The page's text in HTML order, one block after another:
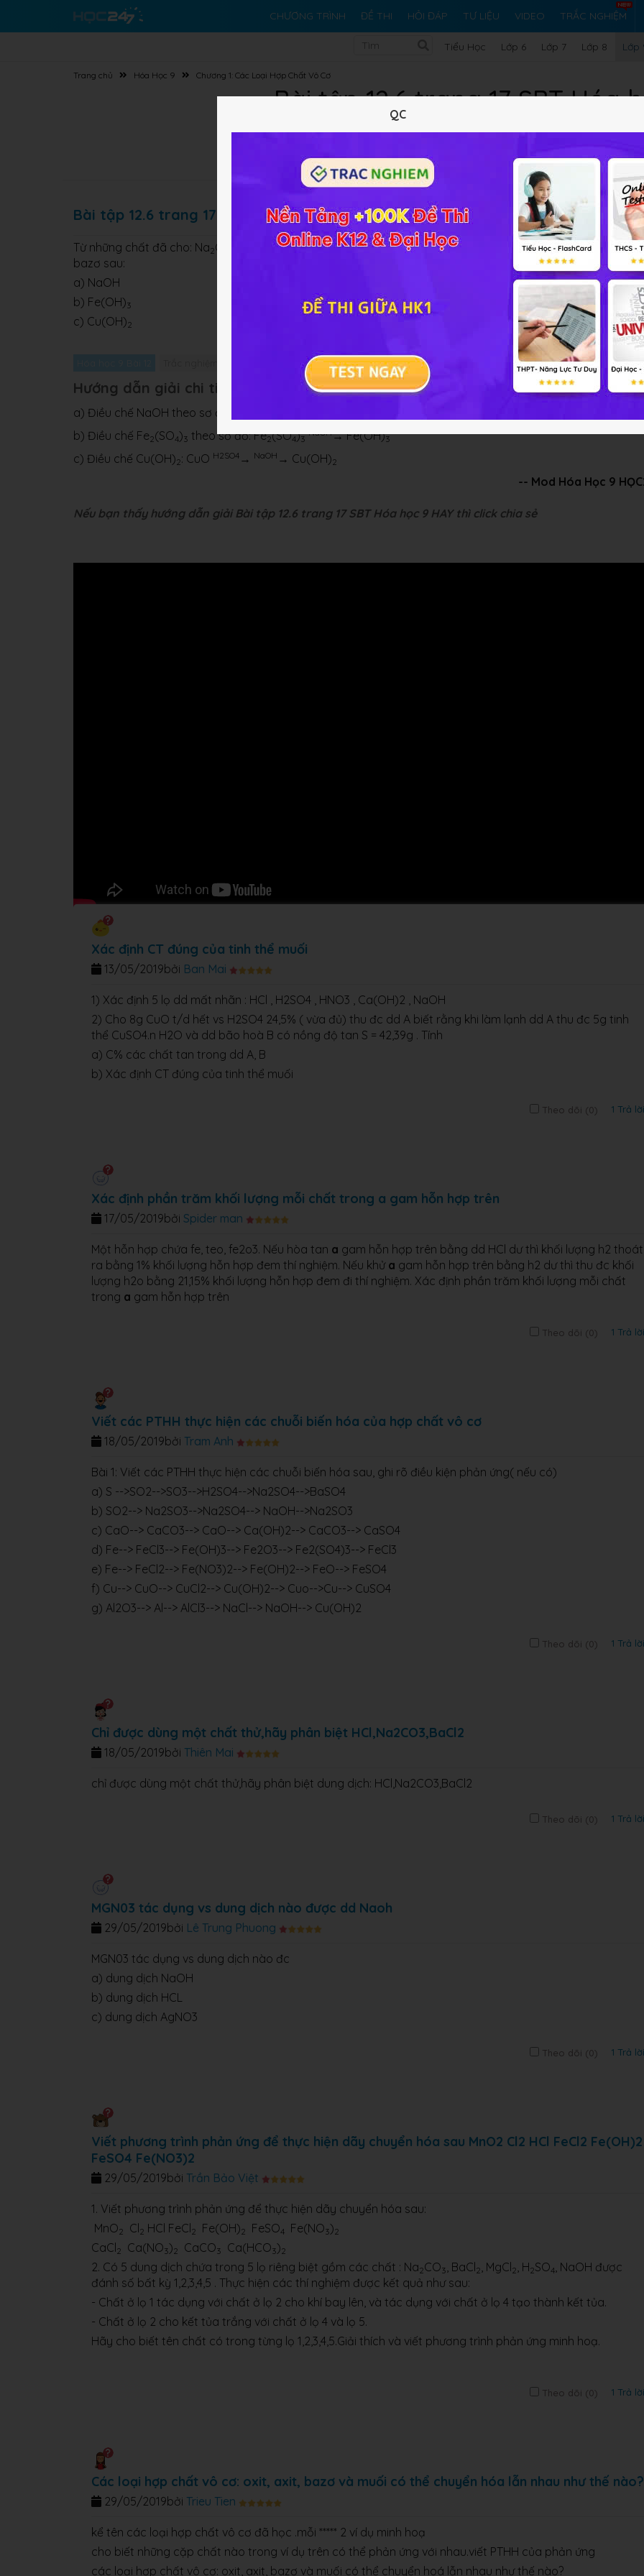
CHƯƠNG TRÌNH ĐỀ THI HỎI ĐÁP TƯ LIỆU VIDEO TRẮC NGHIỆM
Tiểu Học Lớp 6 Lớp 7 Lớp 8 Lớp
Trang chủ Hóa Học 9 Chương 1: Các Loại Hợp Chất Vô Cơ
Bài tập 12.6 trang 17 SBT Hóa
10 trắc nghiệm
Lý thuyết 10Trắc nghiệm 12BT SGK 404
Bài tập 12.6 trang 17 SBT Hóa học 9
Từ những chất đã cho: Na2O, Fe ) 3, H2O, H2SO4, CuO, hãy viết các phương trình hoá học điều chế
bazơ sau:
a) NaOH
b) Fe(OH)3
c) Cu(OH)2
Giải bài tập Hóa học 9 Bài 12
Hướng dẫn giải chi tiết bài 12.6
a) Điều chế NaOH theo sơ đồ: NaOH
b) Điều chế Fe2(SO4)3 theo sơ đồ: Fe2(SO4)3
NaOH→ Fe(OH)3
c) Điều chế Cu(OH)2: CuO H2SO4 → NaOH → Cu(OH)2
-- Mod Hóa Học 9
Nếu bạn thấy hướng dẫn giải Bài tập 12.6 trang 17 SBT Hóa học 9 HAY thì click chia sẻ
Xác định CT đúng của tinh thể muối
bởi Ban Mai
13/05/2019
1) Xác định 5 lọ dd mất nhãn : HCl , H2SO4 , HNO3 , Ca(OH)2 , NaOH
2) Cho 8g CuO t/d hết vs H2SO4 24,5% ( vừa đủ) thu đc dd A biết rằng khi làm lạnh dd A thu đc 5g tinh
thể CuSO4.n H2O và dd bão hoà B có nồng độ tan S = 42,39g . Tính
a) C% các chất tan trong dd A, B
b) Xác định CT đúng của tinh thể muối
Theo dõi (0) 1 Trả lời
Xác định phần trăm khối lượng mỗi chất trong a gam hỗn hợp trên
bởi Spider man
17/05/2019
Một hỗn hợp chứa fe, teo, fe2o3. Nếu hòa tan a gam hỗn hợp trên bằng dd HCl dư thì khối lượng h2 thoát
ra bằng 1% khối lượng hỗn hợp đem thí nghiệm. Nếu khử a gam hỗn hợp trên bằng h2 dư thì thu đc khối
lượng h2o bằng 21,15% khối lượng hỗn hợp đem đi thí nghiệm. Xác định phần trăm khối lượng mỗi chất
trong a gam hỗn hợp trên
Theo dõi (0) 1 Trả lời
Viết các PTHH thực hiện các chuỗi biến hóa của hợp chất vô cơ
bởi Tram Anh
18/05/2019
Bài 1: Viết các PTHH thực hiện các chuỗi biến hóa sau, ghi rõ điều kiện phản ứng( nếu có)
a) S -->SO2-->SO3-->H2SO4-->Na2SO4-->BaSO4
b) SO2--> Na2SO3-->Na2SO4--> NaOH-->Na2SO3
c) CaO--> CaCO3--> CaO--> Ca(OH)2--> CaCO3--> CaSO4
d) Fe--> FeCl3--> Fe(OH)3--> Fe2O3--> Fe2(SO4)3--> FeCl3
e) Fe--> FeCl2--> Fe(NO3)2--> Fe(OH)2--> FeO--> FeSO4
f) Cu--> CuO--> CuCl2--> Cu(OH)2--> Cuo-->Cu--> CuSO4
g) Al2O3--> Al--> AlCl3--> NaCl--> NaOH--> Cu(OH)2
Theo dõi (0) 1 Trả lời
Chỉ được dùng một chất thử,hãy phân biệt HCl,Na2CO3,BaCl2
bởi Thiên Mai
18/05/2019
chỉ được dùng một chất thử,hãy phân biệt dung dịch: HCl,Na2CO3,BaCl2
Theo dõi (0) 1 Trả lời
MGN03 tác dụng vs dung dịch nào được dd Naoh
bởi Lê Trung Phuong
29/05/2019
MGN03 tác dụng vs dung dịch nào đc
a) dung dịch NaOH
b) dung dịch HCL
c) dung dịch AgNO3
Theo dõi (0) 1 Trả lời
Viết phương trình phản ứng để thực hiện dãy chuyển hóa sau MnO2 Cl2 HCl FeCl2 Fe(OH)2
FeSO4 Fe(NO3)2
bởi Trần Bảo Việt
29/05/2019
1. Viết phương trình phản ứng để thực hiện dãy chuyển hóa sau:
MnO2 Cl 2 HCl FeCl 2 Fe(OH)2 FeSO4 Fe(NO3)2
CaCl 2 Ca(NO3)2 CaCO3 Ca(HCO3)2
2. Có 5 dung dịch chứa trong 5 lọ riêng biệt gồm các chất : Na2CO3, BaCl 2, MgCl 2, H2SO4, NaOH được
đánh số bất kỳ 1,2,3,4,5 . Thực hiện các thí nghiệm được kết quả như sau:
- Chất ở lọ 1 tác dụng với chất ở lọ 2 cho khí bay lên, và tác dụng với chất ở lọ 4 tạo thành kết tủa.
- Chất ở lọ 2 cho kết tủa trắng với chất ở lọ 4 và lọ 5.
Hãy cho biết tên chất có trong từng lọ 1,2,3,4,5.Giải thích và viết phương trình phản ứng minh hoạ.
Theo dõi (0) 1 Trả lời
Các loại hợp chất vô cơ: oxit, axit, bazơ và muối có thể chuyển hóa lẫn nhau như thế nào?
bởi Trieu Tien
29/05/2019
kể tên các loại hợp chất vô cơ đã học .mỗi ***** 2 ví dụ minh hoạ
cho biết những cặp chất nào trong ví dụ trên có thể phản ứng với nhau.viết PTHH của phản ứng
các loại hợp chất vô cơ: oxit, axit, bazơ và muối có thể chuyển hoá lẫn nhau như thế nào?
QC